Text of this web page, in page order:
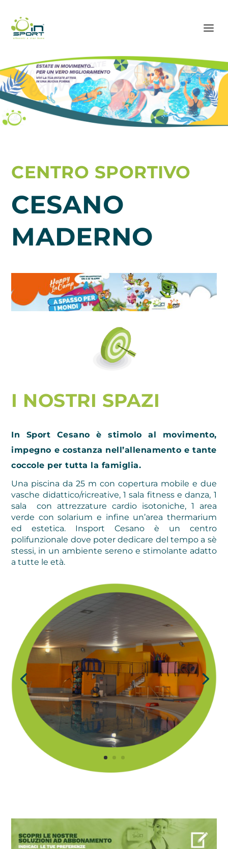
CENTRO SPORTIVO
CESANO
MADERNO
I NOSTRI SPAZI
In Sport Cesano è stimolo al movimento,
impegno e costanza nell’allenamento e tante
coccole per tutta la famiglia.
Una piscina da 25 m con copertura mobile e due
vasche didattico/ricreative, 1 sala fitness e danza, 1
sala con attrezzature cardio isotoniche, 1 area
verde con solarium e infine un’area thermarium
ed estetica. Insport Cesano è un centro
polifunzionale dove poter dedicare del tempo a sè
stessi, in un ambiente sereno e stimolante adatto
a tutte le età.